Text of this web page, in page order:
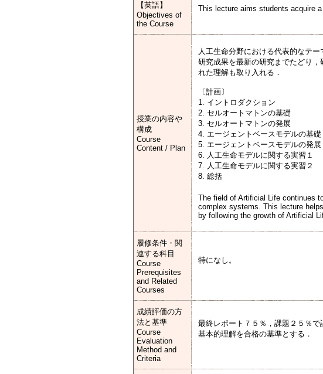
【英語】
Objectives of
the Course
This lecture aims students acquire
授業の内容や
構成
Course
Content / Plan
人工生命分野における代表的なテ
研究成果を最新の研究までたどり
れた理解も取り入れる．
〔計画〕
1. イントロダクション
2. セルオートマトンの基礎
3. セルオートマトンの発展
4. エージェントベースモデルの基礎
5. エージェントベースモデルの発展
6. 人工生命モデルに関する実習１
7. 人工生命モデルに関する実習２
8. 総括
The field of Artificial Life continues
complex systems. This lecture
by following the growth of Artificial
履修条件・関
連する科目
Course
Prerequisites
and Related
Courses
特になし。
成績評価の方
法と基準
Course
Evaluation
Method and
Criteria
最終レポート７５％，課題２５％
基本的理解を合格の基準とする．